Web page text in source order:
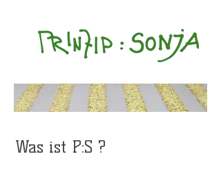
Was ist P:S ?